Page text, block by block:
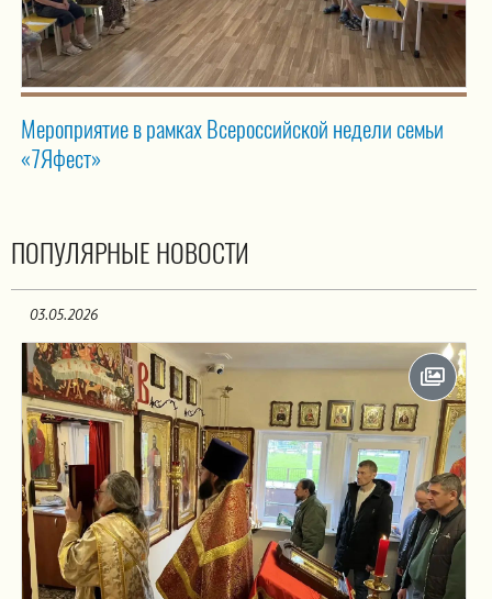
Мероприятие в рамках Всероссийской недели семьи
«7Яфест»
ПОПУЛЯРНЫЕ НОВОСТИ
03.05.2026